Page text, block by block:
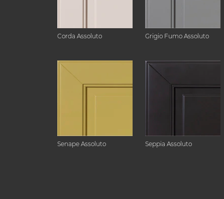
Corda Assoluto Grigio Fumo Assoluto
Senape Assoluto Seppia Assoluto